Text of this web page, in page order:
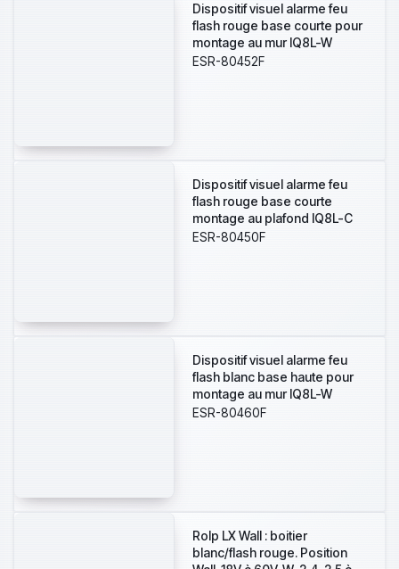
Dispositif visuel alarme feu
flash rouge base courte pour
montage au mur IQ8L-W
couverture W-2,4- 7,5
ESR-80452F
Dispositif visuel alarme feu
flash rouge base courte
montage au plafond IQ8L-C
couverture C-3-7,5
ESR-80450F
Dispositif visuel alarme feu
flash blanc base haute pour
montage au mur IQ8L-W
couverture W-2,4- 7,5
ESR-80460F
Rolp LX Wall : boitier
blanc/flash rouge. Position